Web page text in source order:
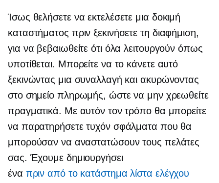
Ίσως θελήσετε να εκτελέσετε μια δοκιμή
καταστήματος πριν ξεκινήσετε τη διαφήμιση,
για να βεβαιωθείτε ότι όλα λειτουργούν όπως
υποτίθεται. Μπορείτε να το κάνετε αυτό
ξεκινώντας μια συναλλαγή και ακυρώνοντας
στο σημείο πληρωμής, ώστε να μην χρεωθείτε
πραγματικά. Με αυτόν τον τρόπο θα μπορείτε
να παρατηρήσετε τυχόν σφάλματα που θα
μπορούσαν να αναστατώσουν τους πελάτες
σας. Έχουμε δημιουργήσει
ένα πριν από το κατάστημα λίστα ελέγχου